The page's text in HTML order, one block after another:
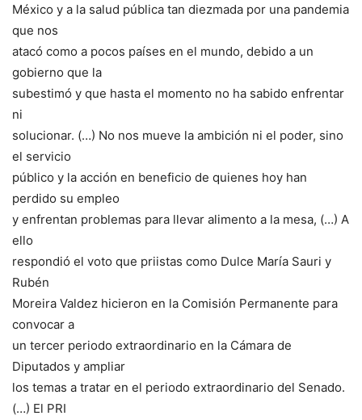
México y a la salud pública tan diezmada por una pandemia
que nos
atacó como a pocos países en el mundo, debido a un
gobierno que la
subestimó y que hasta el momento no ha sabido enfrentar
ni
solucionar. (…) No nos mueve la ambición ni el poder, sino
el servicio
público y la acción en beneficio de quienes hoy han
perdido su empleo
y enfrentan problemas para llevar alimento a la mesa, (…) A
ello
respondió el voto que priistas como Dulce María Sauri y
Rubén
Moreira Valdez hicieron en la Comisión Permanente para
convocar a
un tercer periodo extraordinario en la Cámara de
Diputados y ampliar
los temas a tratar en el periodo extraordinario del Senado.
(…) El PRI